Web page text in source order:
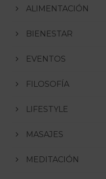
ALIMENTACIÓN
BIENESTAR
EVENTOS
FILOSOFÍA
LIFESTYLE
MASAJES
MEDITACIÓN